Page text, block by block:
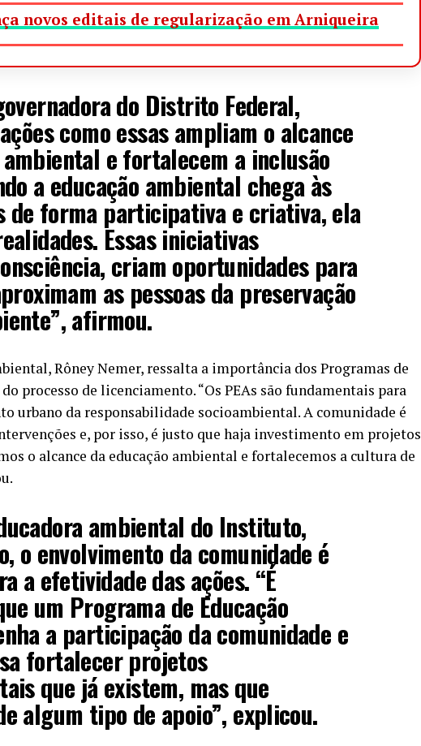
novos editais de regularização em Arniqueira
do Distrito Federal,
como essas ampliam o alcance
ambiental e fortalecem a inclusão
a educação ambiental chega às
de forma participativa e criativa, ela
Essas iniciativas
criam oportunidades para
as pessoas da preservação
afirmou.
Rôney Nemer, ressalta a importância dos Programas de
processo de licenciamento. “Os PEAs são fundamentais para
urbano da responsabilidade socioambiental. A comunidade é
e, por isso, é justo que haja investimento em projetos
o alcance da educação ambiental e fortalecemos a cultura de
ambiental do Instituto,
o envolvimento da comunidade é
a efetividade das ações. “É
um Programa de Educação
a participação da comunidade e
fortalecer projetos
que já existem, mas que
algum tipo de apoio”, explicou.